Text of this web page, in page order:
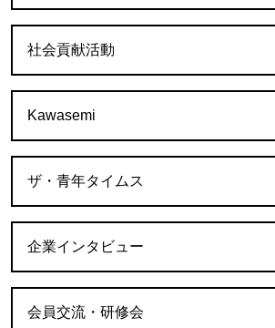
社会貢献活動
Kawasemi
ザ・青年タイムス
企業インタビュー
会員交流・研修会